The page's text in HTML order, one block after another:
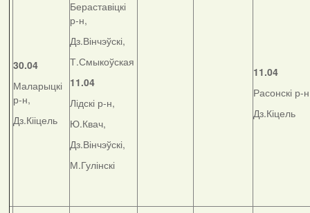
30.04
Маларыцкі
р-н,
Дз.Кііцель
Бераставіцкі
р-н,
Дз.Вінчэўскі,
Т.Смыкоўская
11.04
Лідскі р-н,
Ю.Квач,
Дз.Вінчэўскі,
М.Гулінскі
11.04
Расонскі р-
Дз.Кіцель